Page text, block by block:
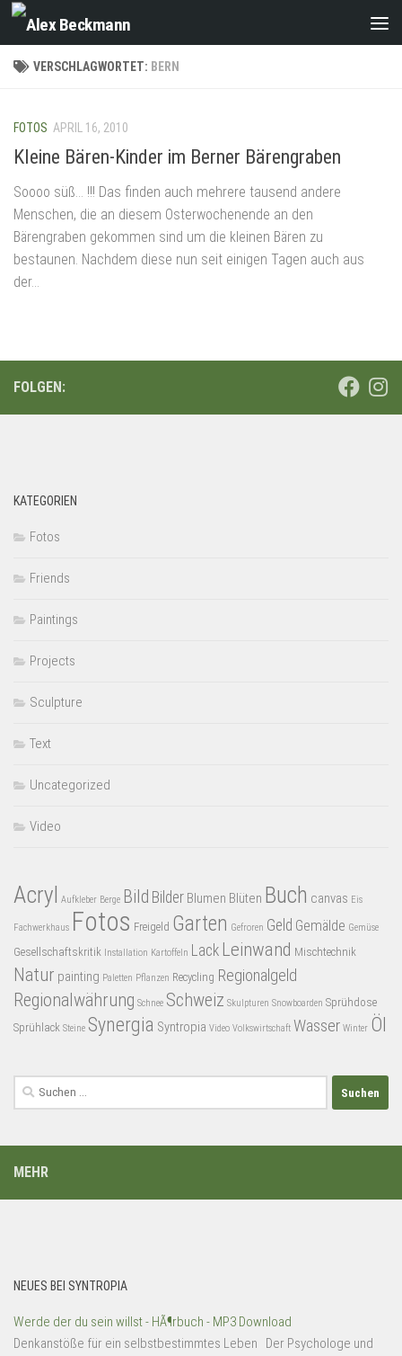
Zum Inhalt springen
VERSCHLAGWORTET: BERN
FOTOS APRIL 16, 2010
Kleine Bären-Kinder im Berner Bärengraben
Soooo süß… !!! Das finden auch mehrere tausend andere
Menschen, die an diesem Osterwochenende an den
Bärengraben gekommen sind um die kleinen Bären zu
bestaunen. Nachdem diese nun seit einigen Tagen auch aus
der...
FOLGEN:
KATEGORIEN
Fotos
Friends
Paintings
Projects
Sculpture
Text
Uncategorized
Video
Acryl Aufkleber Berge Bild Bilder Blumen Blüten Buch canvas Eis
Fachwerkhaus Fotos Freigeld Garten Gefroren Geld Gemälde Gemüse
Gesellschaftskritik Installation Kartoffeln Lack Leinwand Mischtechnik
Natur painting Paletten Pflanzen Recycling Regionalgeld
Regionalwährung Schnee Schweiz Skulpturen Snowboarden Sprühdose
Sprühlack Steine Synergia Syntropia Video Volkswirtschaft Wasser Winter Öl
Suchen
nach:
MEHR
NEUES BEI SYNTROPIA
Werde der du sein willst - HÃ¶rbuch - MP3 Download
Denkanstöße für ein selbstbestimmtes Leben Der Psychologe und